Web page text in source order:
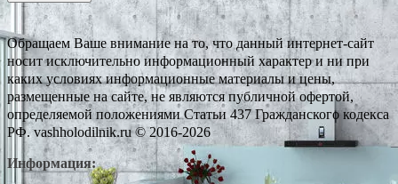
Обращаем Ваше внимание на то, что данный интернет-сайт
носит исключительно информационный характер и ни при
каких условиях информационные материалы и цены,
размещенные на сайте, не являются публичной офертой,
определяемой положениями Статьи 437 Гражданского кодекса
РФ. vashholodilnik.ru © 2016-2026
Информация: